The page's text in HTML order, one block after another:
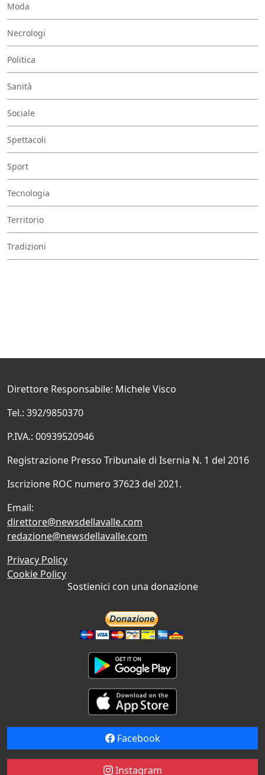
Moda
Necrologi
Politica
Sanità
Sociale
Spettacoli
Sport
Tecnologia
Territorio
Tradizioni
Direttore Responsabile: Michele Visco
Tel.: 392/9850370
P.IVA.: 00939520946
Registrazione Presso Tribunale di Isernia N. 1 del 2016
Iscrizione ROC numero 37623 del 2021.
Email:
direttore@newsdellavalle.com
redazione@newsdellavalle.com
Privacy Policy
Cookie Policy
Sostienici con una donazione
Facebook
Instagram